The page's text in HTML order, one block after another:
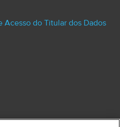
Acesso do Titular dos Dados